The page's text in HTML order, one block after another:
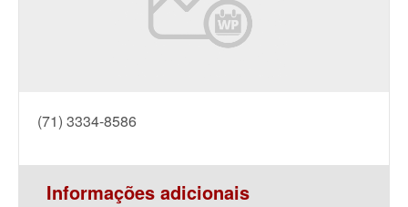
(71) 3334-8586
Informações adicionais